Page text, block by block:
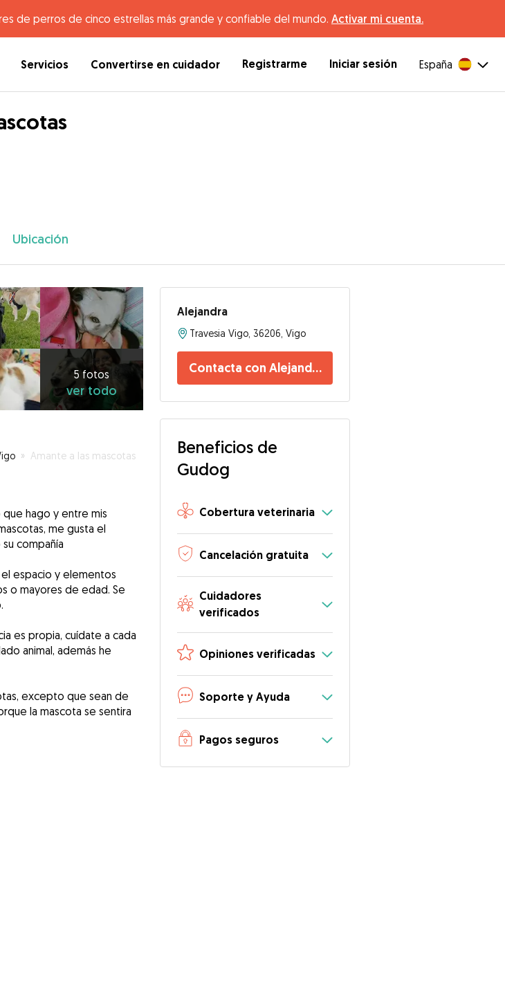
de perros de cinco estrellas más grande y confiable del mundo. Activar mi cuenta.
Servicios Convertirse en cuidador Registrarme Iniciar sesión España
Ubicación
5 fotos
ver todo
» Amante a las mascotas
hago y entre mis
me gusta el
compañía
espacio y elementos
o mayores de edad. Se
es propia, cuídate a cada
animal, además he
excepto que sean de
la mascota se sentira
Alejandra
Travesia Vigo, 36206, Vigo
Contacta con Alejandra
Beneficios de
Gudog
Cobertura veterinaria
Cancelación gratuita
Cuidadores
verificados
Opiniones verificadas
Soporte y Ayuda
Pagos seguros